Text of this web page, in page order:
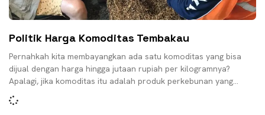
Politik Harga Komoditas Tembakau
Pernahkah kita membayangkan ada satu komoditas yang bisa
dijual dengan harga hingga jutaan rupiah per kilogramnya?
Apalagi, jika komoditas itu adalah produk perkebunan yang
diandalkan